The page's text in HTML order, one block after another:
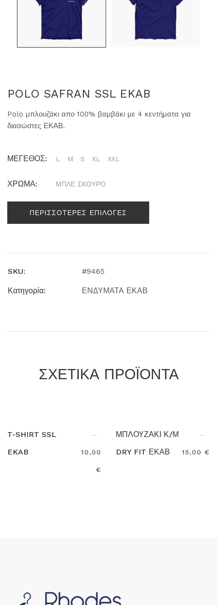
POLO SAFRAN SSL EKAB
Polo μπλουζάκι απο 100% βαμβάκι με 4 κεντήματα για
διασώστες ΕΚΑΒ.
ΜΕΓΕΘΟΣ: L M S XL XXL
ΧΡΩΜΑ: ΜΠΛΕ ΣΚΟΥΡΟ
ΠΕΡΙΣΣΟΤΕΡΕΣ ΕΠΙΛΟΓΕΣ
SKU: #9465
Κατηγορία: ΕΝΔΥΜΑΤΑ ΕΚΑΒ
ΣΧΕΤΙΚΑ ΠΡΟΪΟΝΤΑ
T-SHIRT SSL
EKAB
10,00
€
ΜΠΛΟΥΖΑΚΙ Κ/Μ
DRY FIT ΕΚΑΒ
15,00 €